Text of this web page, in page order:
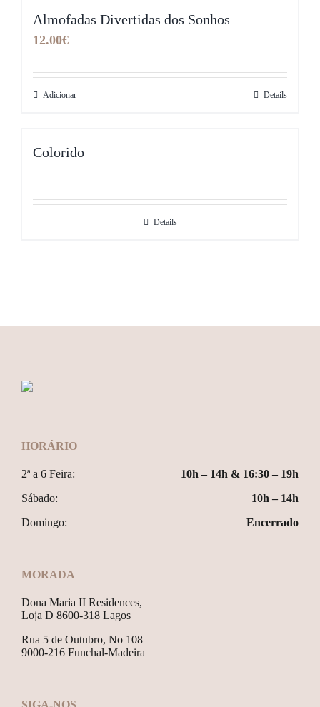
Almofadas Divertidas dos Sonhos
12.00€
Adicionar Details
Colorido
Details
HORÁRIO
2ª a 6 Feira:
10h – 14h & 16:30 – 19h
Sábado:
10h – 14h
Domingo:
Encerrado
MORADA
Dona Maria II Residences,
Loja D 8600-318 Lagos
Rua 5 de Outubro, No 108
9000-216 Funchal-Madeira